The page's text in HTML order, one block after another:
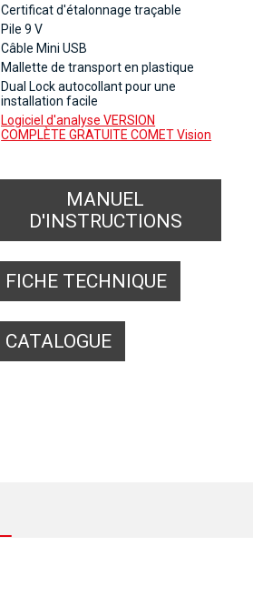
Certificat d'étalonnage traçable
Pile 9 V
Câble Mini USB
Mallette de transport en plastique
Dual Lock autocollant pour une
installation facile
Logiciel d'analyse VERSION
COMPLÈTE GRATUITE COMET Vision
MANUEL
D'INSTRUCTIONS
FICHE TECHNIQUE
CATALOGUE